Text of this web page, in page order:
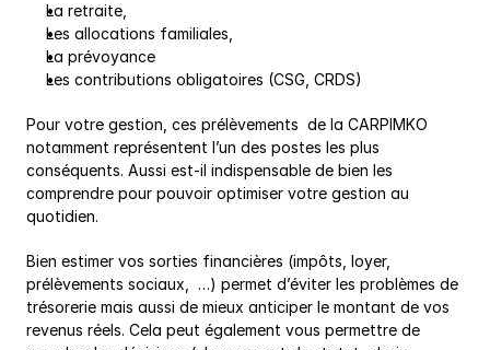
La retraite,
Les allocations familiales,
La prévoyance
Les contributions obligatoires (CSG, CRDS)
Pour votre gestion, ces prélèvements  de la CARPIMKO
notamment représentent l’un des postes les plus
conséquents. Aussi est-il indispensable de bien les
comprendre pour pouvoir optimiser votre gestion au
quotidien.
Bien estimer vos sorties financières (impôts, loyer,
prélèvements sociaux,  …) permet d’éviter les problèmes de
trésorerie mais aussi de mieux anticiper le montant de vos
revenus réels. Cela peut également vous permettre de